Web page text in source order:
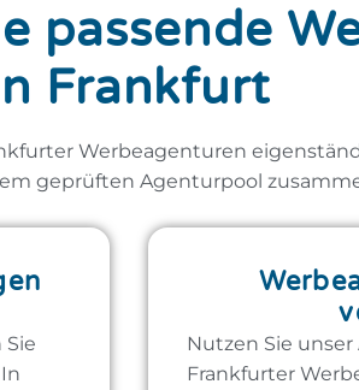
passende
Frankfurt
Werbeagenturen
geprüften Agenturpool
Nutzen Sie
Frankfurter